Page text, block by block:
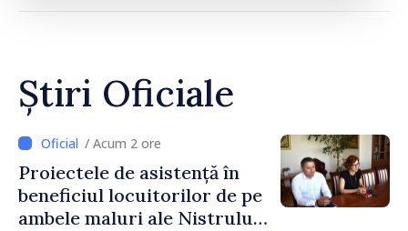
Știri Oficiale
/ Acum 2 ore
Proiectele de asistență în
beneficiul locuitorilor de pe
ambele maluri ale Nistrului